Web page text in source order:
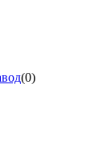
(0)